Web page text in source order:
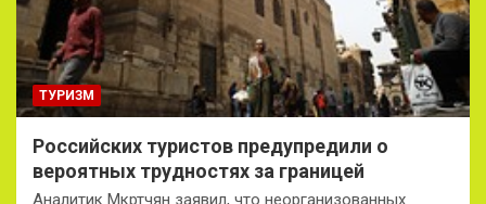
ТУРИЗМ
Российских туристов предупредили о
вероятных трудностях за границей
Аналитик Мкртчян заявил, что неорганизованных